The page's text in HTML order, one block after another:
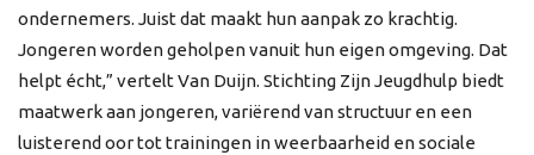
ondernemers. Juist dat maakt hun aanpak zo krachtig.
Jongeren worden geholpen vanuit hun eigen omgeving. Dat
helpt écht,” vertelt Van Duijn. Stichting Zijn Jeugdhulp biedt
maatwerk aan jongeren, variërend van structuur en een
luisterend oor tot trainingen in weerbaarheid en sociale